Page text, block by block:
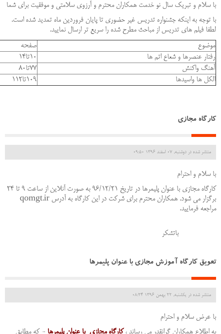
با سلام و تبریک سال نو خدمت همکاران محترم و آرزوی سلامتی و موفقیت برای شما
با توجه به اینکه جشنواره تدریس غیر حضوری تا پایان فروردین ماه تمدید شده است.
لطفا فیلم های تدریس از مباحث مطرح شده را سریع تر ارسال نمایید.
موضوع
صفحه
رفتار عنصرها و شعاع اتم ها
10تا14
آهنگ واکنش
77تا80
الکل ها واسیدها
109تا112
کارگاه مجازی
منتشر شده در دوشنبه, 07 اسفند 1396 09:50
با سلام و احترام
کارگاه مجازی با عنوان پلیمرها در تاریخ 96/12/21 به صورت آنلاین از ساعت 9 تا 24
برگزار می شود. همکاران محترم برای شرکت در این کارگاه به آدرس qomgt.ir
مراجعه فرمایید.
باتشکر
تعویق کارگاه آموزش مجازی با عنوان پلیمرها
منتشر شده در یکشنبه, 22 بهمن 1396 08:24
با عرض سلام و احترام
به اطلاع همکاران گرانقدر می رساند ،کارگاه مجازی با عنوان پلیمرها - که مطابق